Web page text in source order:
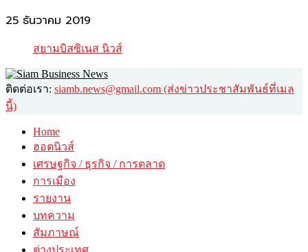
25 ธันวาคม 2019
สยามบิสซิเนส นิวส์
ติดต่อเรา: siamb.news@gmail.com (ส่งข่าวประชาสัมพันธ์ที่เมล
นี้)
Home
ฮอตนิวส์
เศรษฐกิจ / ธุรกิจ / การตลาด
การเมือง
รายงาน
บทความ
สัมภาษณ์
ต่างประเทศ